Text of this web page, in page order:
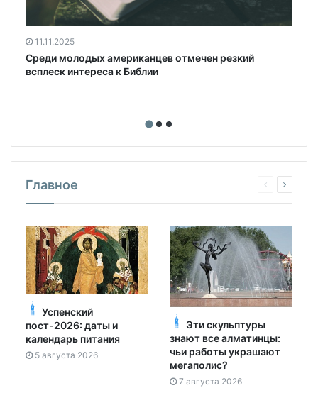
11.11.2025
Среди молодых американцев отмечен резкий
всплеск интереса к Библии
Главное
Успенский
пост-2026: даты и
календарь питания
5 августа 2026
Эти скульптуры
знают все алматинцы:
чьи работы украшают
мегаполис?
7 августа 2026